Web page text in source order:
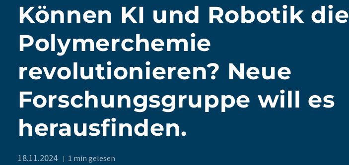
Können KI und Robotik die
Polymerchemie
revolutionieren? Neue
Forschungsgruppe will es
herausfinden.
18.11.2024 1 min gelesen